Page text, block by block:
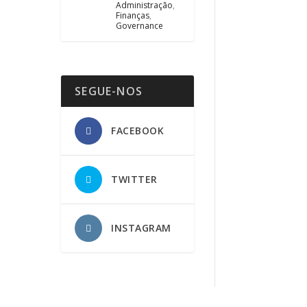
Administração,
Finanças,
Governance
SEGUE-NOS
FACEBOOK
TWITTER
INSTAGRAM